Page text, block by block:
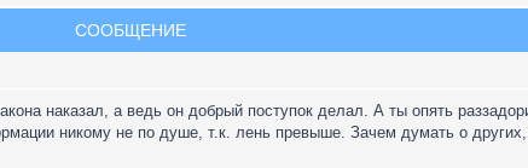
СООБЩЕНИЕ
наказал, а ведь он добрый поступок делал. А ты опять
никому не по душе, т.к. лень превыше. Зачем думать о других,